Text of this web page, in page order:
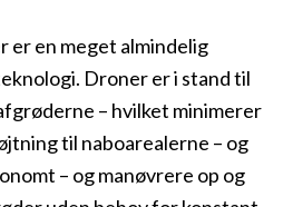
er en meget almindelig
Droner er i stand til
– hvilket minimerer
til naboarealerne – og
– og manøvrere op og